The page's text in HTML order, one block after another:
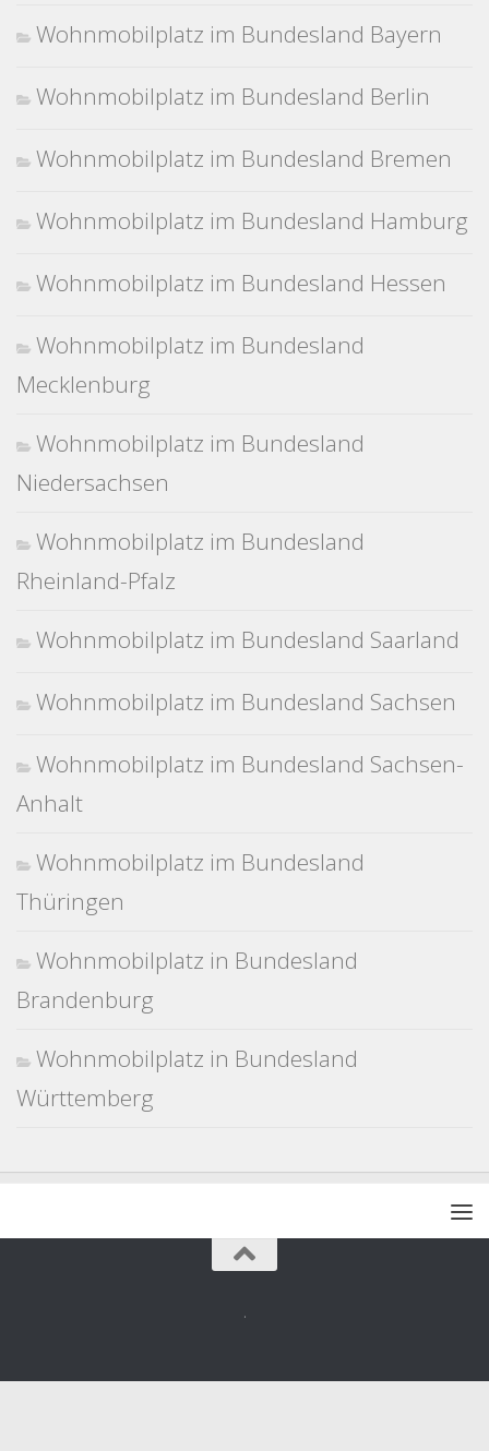
Wohnmobilplatz im Bundesland Bayern
Wohnmobilplatz im Bundesland Berlin
Wohnmobilplatz im Bundesland Bremen
Wohnmobilplatz im Bundesland Hamburg
Wohnmobilplatz im Bundesland Hessen
Wohnmobilplatz im Bundesland
Mecklenburg
Wohnmobilplatz im Bundesland
Niedersachsen
Wohnmobilplatz im Bundesland
Rheinland-Pfalz
Wohnmobilplatz im Bundesland Saarland
Wohnmobilplatz im Bundesland Sachsen
Wohnmobilplatz im Bundesland Sachsen-
Anhalt
Wohnmobilplatz im Bundesland
Thüringen
Wohnmobilplatz in Bundesland
Brandenburg
Wohnmobilplatz in Bundesland
Württemberg
.